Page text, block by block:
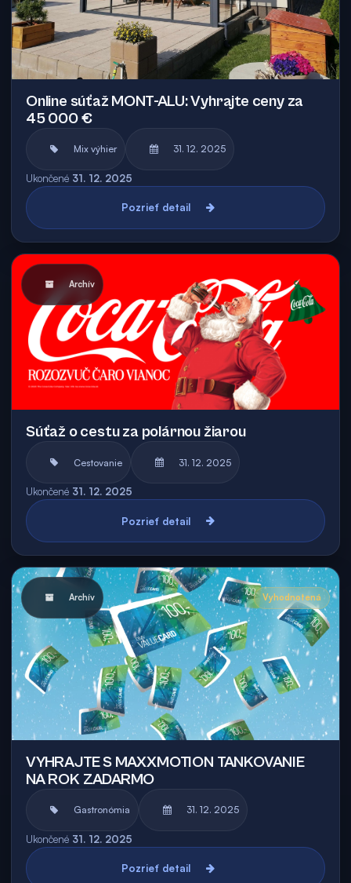
Online súťaž MONT-ALU: Vyhrajte ceny za
45 000 €
Mix výhier 31. 12. 2025
Ukončené 31. 12. 2025
Pozrieť detail
Archív
Súťaž o cestu za polárnou žiarou
Cestovanie 31. 12. 2025
Ukončené 31. 12. 2025
Pozrieť detail
Archív Vyhodnotená
VYHRAJTE S MAXXMOTION TANKOVANIE
NA ROK ZADARMO
Gastronómia 31. 12. 2025
Ukončené 31. 12. 2025
Pozrieť detail